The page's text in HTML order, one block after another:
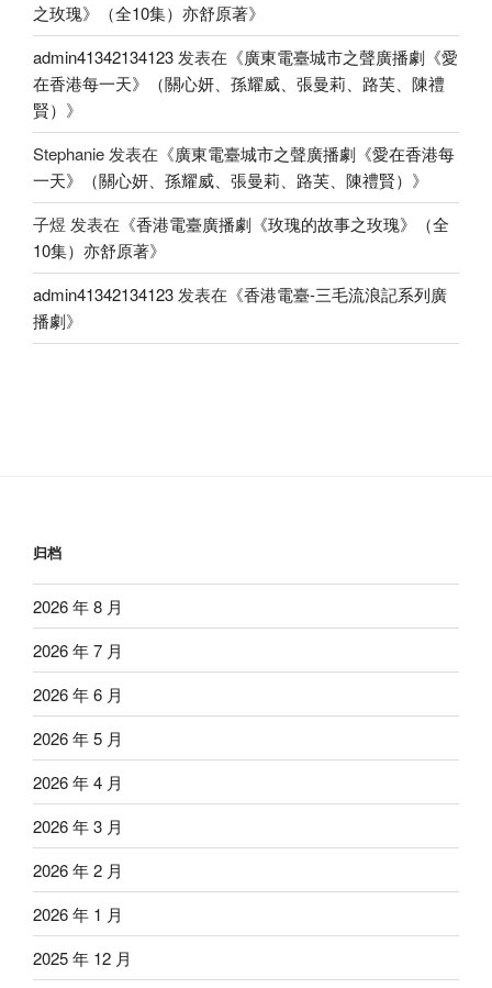
之玫瑰》（全10集）亦舒原著》
admin41342134123发表在《廣東電臺城市之聲廣播劇《愛
在香港每一天》（關心妍、孫耀威、張曼莉、路芙、陳禮
賢） 》
Stephanie发表在《廣東電臺城市之聲廣播劇《愛在香港每
一天》（關心妍、孫耀威、張曼莉、路芙、陳禮賢） 》
子煜 发表在《香港電臺廣播劇《玫瑰的故事之玫瑰》（全
10集）亦舒原著》
admin41342134123发表在《香港電臺-三毛流浪記系列廣
播劇》
归档
2026 年 8 月
2026 年 7 月
2026 年 6 月
2026 年 5 月
2026 年 4 月
2026 年 3 月
2026 年 2 月
2026 年 1 月
2025 年 12 月